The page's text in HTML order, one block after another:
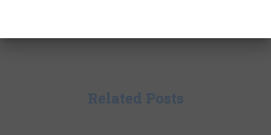
Related Posts